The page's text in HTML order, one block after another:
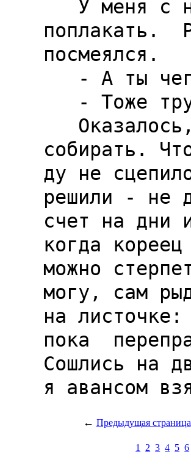
← Предыдущая страница
1 2 3 4 5 6